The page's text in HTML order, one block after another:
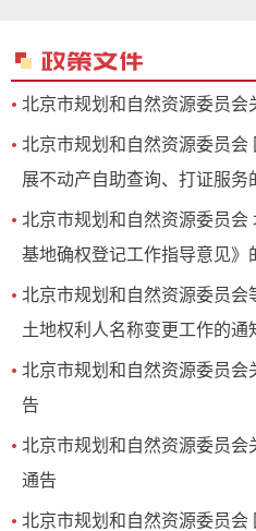
北京市规划和自然资源委员会
北京市规划和自然资源委员
展不动产自助查询、打证服务
北京市规划和自然资源委员
基地确权登记工作指导意见》
北京市规划和自然资源委员
土地权利人名称变更工作的通
北京市规划和自然资源委员
告
北京市规划和自然资源委员
通告
北京市规划和自然资源委员